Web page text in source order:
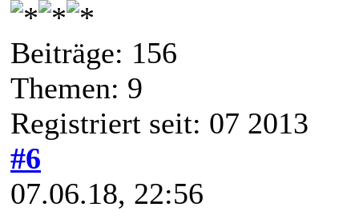
Beiträge: 156
Themen: 9
Registriert seit: 07 2013
#6
07.06.18, 22:56